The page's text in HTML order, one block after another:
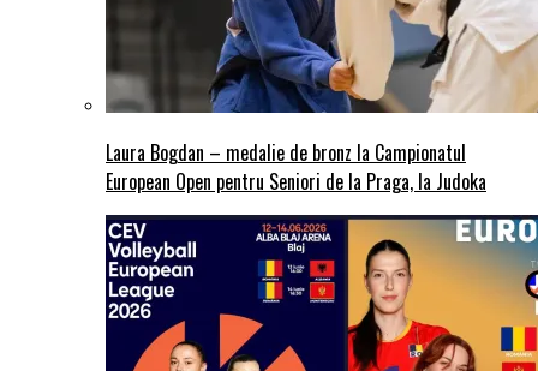
Laura Bogdan – medalie de bronz la Campionatul
European Open pentru Seniori de la Praga, la Judoka